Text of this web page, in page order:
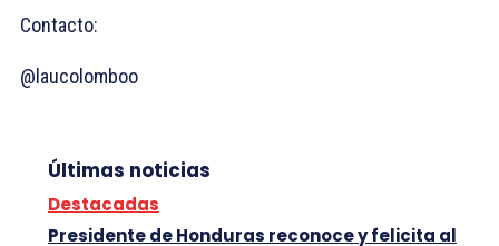
Contacto:
@laucolomboo
Últimas noticias
Destacadas
Presidente de Honduras reconoce y felicita al